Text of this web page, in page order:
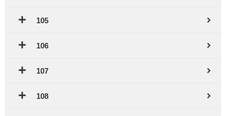
105
106
107
108